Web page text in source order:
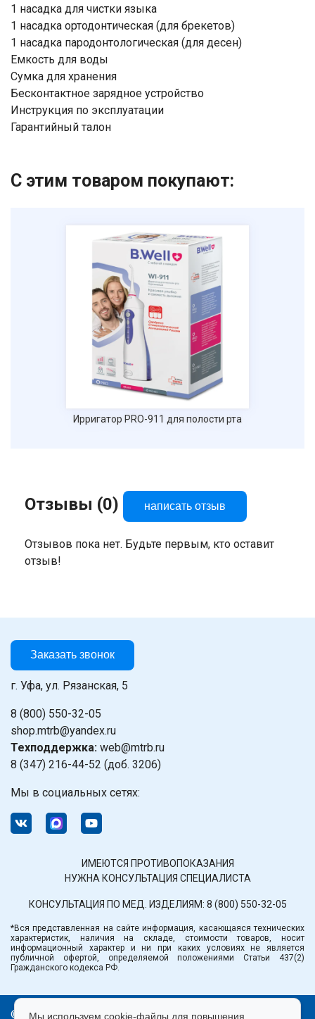
​1 насадка для чистки языка
​1 насадка ортодонтическая (для брекетов)
​1 насадка пародонтологическая (для десен)
​Емкость для воды
​Сумка для хранения
​Бесконтактное зарядное устройство
​Инструкция по эксплуатации
​Гарантийный талон​
С этим товаром покупают:
Ирригатор PRO-911 для полости рта
Отзывы (0) написать отзыв
Отзывов пока нет. Будьте первым, кто оставит
отзыв!
Заказать звонок
г. Уфа, ул. Рязанская, 5
8 (800) 550-32-05
shop.mtrb@yandex.ru
Техподдержка: web@mtrb.ru
8 (347) 216-44-52 (доб. 3206)
Мы в социальных сетях:
ИМЕЮТСЯ ПРОТИВОПОКАЗАНИЯ
НУЖНА КОНСУЛЬТАЦИЯ СПЕЦИАЛИСТА
КОНСУЛЬТАЦИЯ ПО МЕД. ИЗДЕЛИЯМ: 8 (800) 550-32-05
*Вся представленная на сайте информация, касающаяся технических
характеристик, наличия на складе, стоимости товаров, носит
информационный характер и ни при каких условиях не является
публичной офертой, определяемой положениями Статьи 437(2)
Гражданского кодекса РФ.
© ООО «Медтехника» РБ.
Мы используем cookie-файлы для повышения